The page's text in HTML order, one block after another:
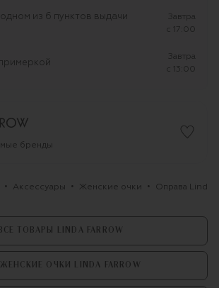
из 6 пунктов выдачи
Завтра
c 17:00
Завтра
c 13:00
бренды
Аксессуары Женские очки Оправа Linda
ВСЕ ТОВАРЫ LINDA FARROW
ЖЕНСКИЕ ОЧКИ LINDA FARROW